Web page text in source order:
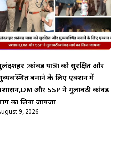
:कांवड़ यात्रा को सुरक्षित और
बनाने के लिए एक्शन में
और SSP ने गुलावठी कांवड़
का लिया जायजा
9, 2026